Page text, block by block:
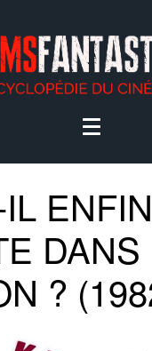
DANS
?